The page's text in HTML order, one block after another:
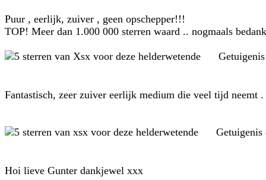
Puur , eerlijk, zuiver , geen opschepper!!!
TOP! Meer dan 1.000 000 sterren waard .. nogmaals
Fantastisch, zeer zuiver eerlijk medium die veel tijd neemt
Hoi lieve Gunter dankjewel xxx